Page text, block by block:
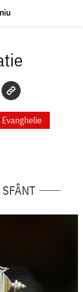
Evanghelie